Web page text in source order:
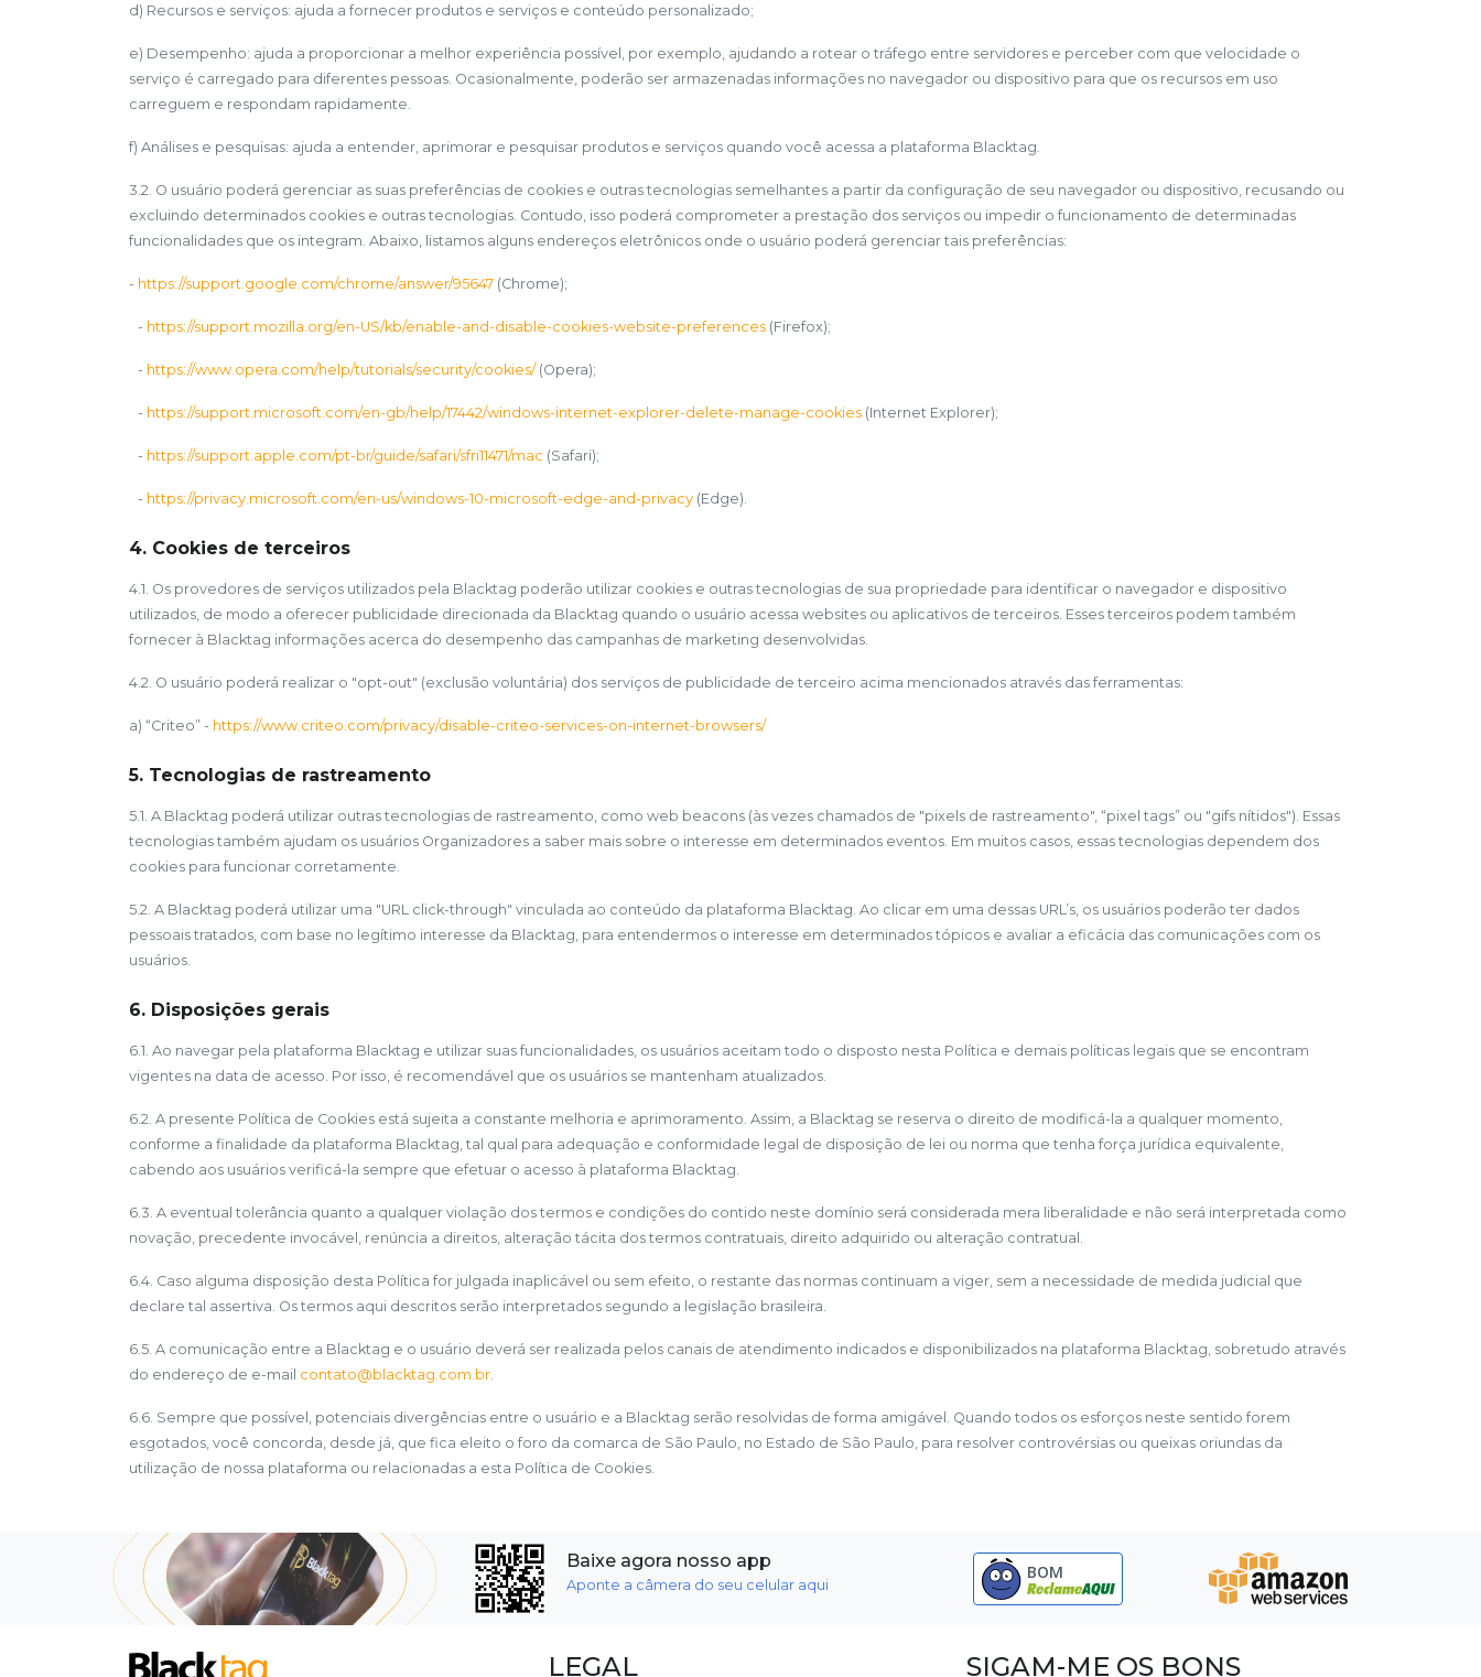
d) Recursos e serviços: ajuda a fornecer produtos e serviços e conteúdo personalizado;
e) Desempenho: ajuda a proporcionar a melhor experiência possível, por exemplo, ajudando a rotear o tráfego entre servidores e perceber com que velocidade o
serviço é carregado para diferentes pessoas. Ocasionalmente, poderão ser armazenadas informações no navegador ou dispositivo para que os recursos em uso
carreguem e respondam rapidamente.
f) Análises e pesquisas: ajuda a entender, aprimorar e pesquisar produtos e serviços quando você acessa a plataforma Blacktag.
3.2. O usuário poderá gerenciar as suas preferências de cookies e outras tecnologias semelhantes a partir da configuração de seu navegador ou dispositivo, recusando ou
excluindo determinados cookies e outras tecnologias. Contudo, isso poderá comprometer a prestação dos serviços ou impedir o funcionamento de determinadas
funcionalidades que os integram. Abaixo, listamos alguns endereços eletrônicos onde o usuário poderá gerenciar tais preferências:
- https://support.google.com/chrome/answer/95647 (Chrome);
- https://support.mozilla.org/en-US/kb/enable-and-disable-cookies-website-preferences (Firefox);
- https://www.opera.com/help/tutorials/security/cookies/ (Opera);
- https://support.microsoft.com/en-gb/help/17442/windows-internet-explorer-delete-manage-cookies (Internet Explorer);
- https://support.apple.com/pt-br/guide/safari/sfri11471/mac (Safari);
- https://privacy.microsoft.com/en-us/windows-10-microsoft-edge-and-privacy (Edge).
4. Cookies de terceiros
4.1. Os provedores de serviços utilizados pela Blacktag poderão utilizar cookies e outras tecnologias de sua propriedade para identificar o navegador e dispositivo
utilizados, de modo a oferecer publicidade direcionada da Blacktag quando o usuário acessa websites ou aplicativos de terceiros. Esses terceiros podem também
fornecer à Blacktag informações acerca do desempenho das campanhas de marketing desenvolvidas.
4.2. O usuário poderá realizar o "opt-out" (exclusão voluntária) dos serviços de publicidade de terceiro acima mencionados através das ferramentas:
a) “Criteo” - https://www.criteo.com/privacy/disable-criteo-services-on-internet-browsers/
5. Tecnologias de rastreamento
5.1. A Blacktag poderá utilizar outras tecnologias de rastreamento, como web beacons (às vezes chamados de "pixels de rastreamento", “pixel tags” ou "gifs nítidos"). Essas
tecnologias também ajudam os usuários Organizadores a saber mais sobre o interesse em determinados eventos. Em muitos casos, essas tecnologias dependem dos
cookies para funcionar corretamente.
5.2. A Blacktag poderá utilizar uma "URL click-through" vinculada ao conteúdo da plataforma Blacktag. Ao clicar em uma dessas URL’s, os usuários poderão ter dados
pessoais tratados, com base no legítimo interesse da Blacktag, para entendermos o interesse em determinados tópicos e avaliar a eficácia das comunicações com os
usuários.
6. Disposições gerais
6.1. Ao navegar pela plataforma Blacktag e utilizar suas funcionalidades, os usuários aceitam todo o disposto nesta Política e demais políticas legais que se encontram
vigentes na data de acesso. Por isso, é recomendável que os usuários se mantenham atualizados.
6.2. A presente Política de Cookies está sujeita a constante melhoria e aprimoramento. Assim, a Blacktag se reserva o direito de modificá-la a qualquer momento,
conforme a finalidade da plataforma Blacktag, tal qual para adequação e conformidade legal de disposição de lei ou norma que tenha força jurídica equivalente,
cabendo aos usuários verificá-la sempre que efetuar o acesso à plataforma Blacktag.
6.3. A eventual tolerância quanto a qualquer violação dos termos e condições do contido neste domínio será considerada mera liberalidade e não será interpretada como
novação, precedente invocável, renúncia a direitos, alteração tácita dos termos contratuais, direito adquirido ou alteração contratual.
6.4. Caso alguma disposição desta Política for julgada inaplicável ou sem efeito, o restante das normas continuam a viger, sem a necessidade de medida judicial que
declare tal assertiva. Os termos aqui descritos serão interpretados segundo a legislação brasileira.
6.5. A comunicação entre a Blacktag e o usuário deverá ser realizada pelos canais de atendimento indicados e disponibilizados na plataforma Blacktag, sobretudo através
do endereço de e-mail contato@blacktag.com.br.
6.6. Sempre que possível, potenciais divergências entre o usuário e a Blacktag serão resolvidas de forma amigável. Quando todos os esforços neste sentido forem
esgotados, você concorda, desde já, que fica eleito o foro da comarca de São Paulo, no Estado de São Paulo, para resolver controvérsias ou queixas oriundas da
utilização de nossa plataforma ou relacionadas a esta Política de Cookies.
Baixe agora nosso app
Aponte a câmera do seu celular aqui
BOM
LEGAL SIGAM-ME OS BONS